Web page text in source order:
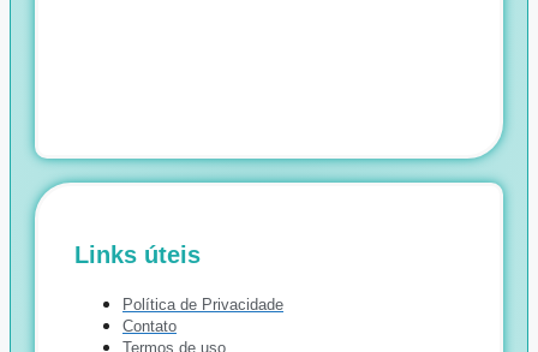
Links úteis
Política de Privacidade
Contato
Termos de uso